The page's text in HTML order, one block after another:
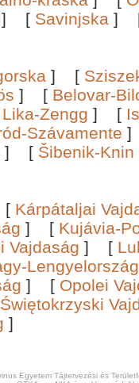
] [ Savinjska ]
] [
] [ Belovar-
Lika-Zengg ] [
Szávamente
] [ Šibenik-Knin
[ Kárpátaljai
] [ Kujávia-
Vajdaság ] [
] [ Opolei
Świętokrzyski
]
Egyetem Tájtervezési és